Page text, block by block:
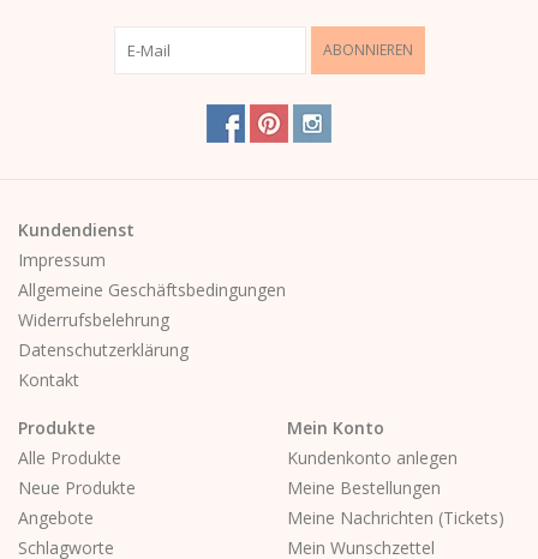
ABONNIEREN
Kundendienst
Impressum
Allgemeine Geschäftsbedingungen
Widerrufsbelehrung
Datenschutzerklärung
Kontakt
Produkte
Alle Produkte
Neue Produkte
Angebote
Schlagworte
Mein Konto
Kundenkonto anlegen
Meine Bestellungen
Meine Nachrichten (Tickets)
Mein Wunschzettel